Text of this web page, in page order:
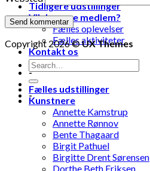
Tidligere udstillinger
Vil du være medlem?
Fælles oplevelser
Fælles aktiviteter
Kontakt os
-
-
Copyright 2026 ©UX Themes
Fælles udstillinger
Kunstnere
Annette Kamstrup
Annette Rønnov
Bente Thagaard
Birgit Pathuel
Birgitte Drent Sørensen
Dorthe Beth Eriksen